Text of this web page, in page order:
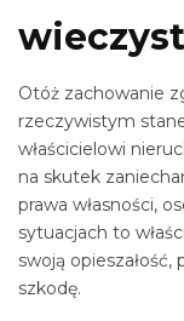
Otóż zachowanie
rzeczywistym
właścicielowi
na skutek
prawa własności,
sytuacjach to
swoją
szkodę.